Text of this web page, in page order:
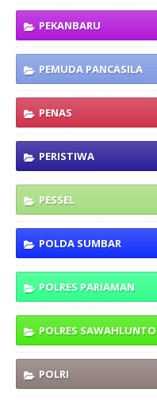
PEKANBARU
PEMUDA PANCASILA
PENAS
PERISTIWA
PESSEL
POLDA SUMBAR
POLRES PARIAMAN
POLRES SAWAHLUNTO
POLRI